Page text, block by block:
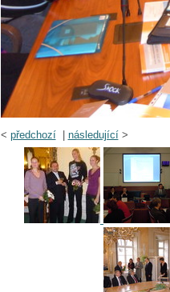
< předchozí| následující>